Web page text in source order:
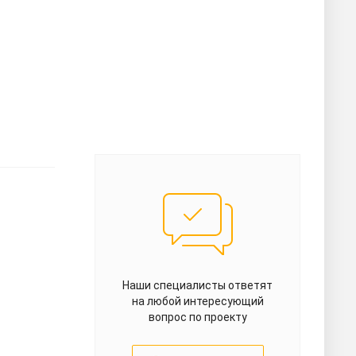
Наши специалисты ответят
на любой интересующий
вопрос по проекту